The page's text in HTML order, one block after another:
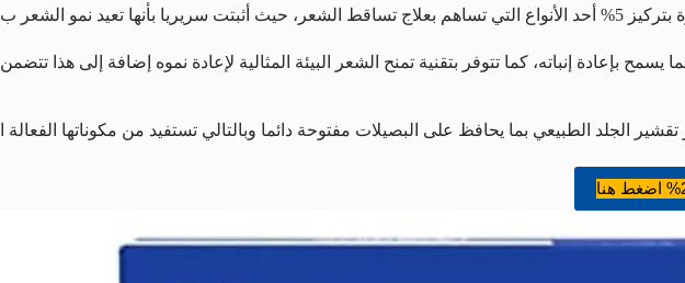
والمنتجات المختلفة.
يسمح بإعادة إنباته، كما تتوفر بتقنية تمنح الشعر البيئة المثالية لإعادة نموه إضافة إلى
الجلد الطبيعي بما يحافظ على البصيلات مفتوحة دائما وبالتالي تستفيد من مكوناتها